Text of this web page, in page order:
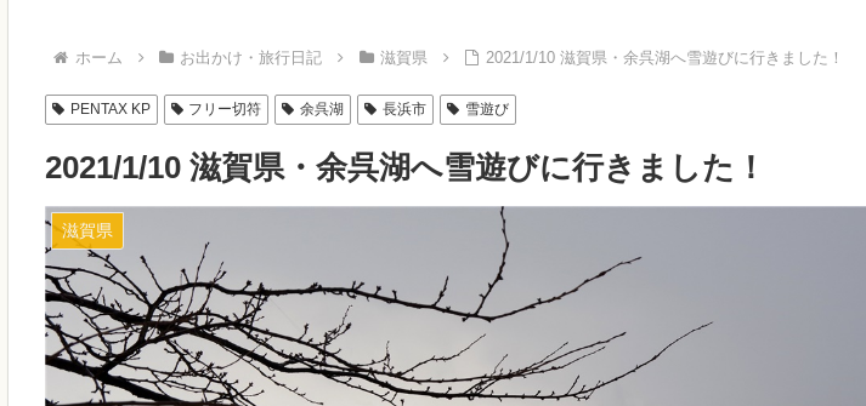
ホーム お出かけ・旅行日記 滋賀県 2021/1/10 滋賀県・余呉湖へ雪遊びに行きました！
PENTAX KP フリー切符 余呉湖 長浜市 雪遊び
2021/1/10 滋賀県・余呉湖へ雪遊びに行きました！
滋賀県